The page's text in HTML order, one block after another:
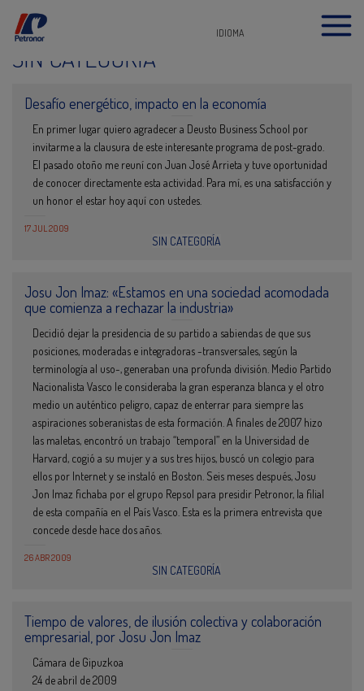
IDIOMA
SIN CATEGORÍA
Desafío energético, impacto en la economía
En primer lugar quiero agradecer a Deusto Business School por
invitarme a la clausura de este interesante programa de post-grado.
El pasado otoño me reuní con Juan José Arrieta y tuve oportunidad
de conocer directamente esta actividad. Para mí, es una satisfacción y
un honor el estar hoy aquí con ustedes.
17 JUL 2009
SIN CATEGORÍA
Josu Jon Imaz: «Estamos en una sociedad acomodada
que comienza a rechazar la industria»
Decidió dejar la presidencia de su partido a sabiendas de que sus
posiciones, moderadas e integradoras -transversales, según la
terminología al uso-, generaban una profunda división. Medio Partido
Nacionalista Vasco le consideraba la gran esperanza blanca y el otro
medio un auténtico peligro, capaz de enterrar para siempre las
aspiraciones soberanistas de esta formación. A finales de 2007 hizo
las maletas, encontró un trabajo “temporal” en la Universidad de
Harvard, cogió a su mujer y a sus tres hijos, buscó un colegio para
ellos por Internet y se instaló en Boston. Seis meses después, Josu
Jon Imaz fichaba por el grupo Repsol para presidir Petronor, la filial
de esta compañía en el País Vasco. Esta es la primera entrevista que
concede desde hace dos años.
26 ABR 2009
SIN CATEGORÍA
Tiempo de valores, de ilusión colectiva y colaboración
empresarial, por Josu Jon Imaz
Cámara de Gipuzkoa
24 de abril de 2009